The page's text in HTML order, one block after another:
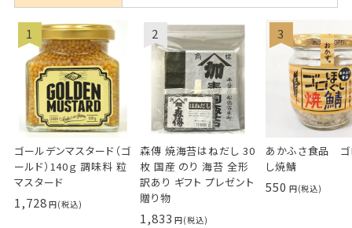
ゴールデンマスタード（ゴ
ールド）140ｇ 調味料 粒
マスタード
1,728
森傳 焼海苔はねだし 30
枚 国産 のり 海苔 全形
訳あり ギフト プレゼント
贈り物
1,833
あかふさ食品 ゴ
し焼鯖
550